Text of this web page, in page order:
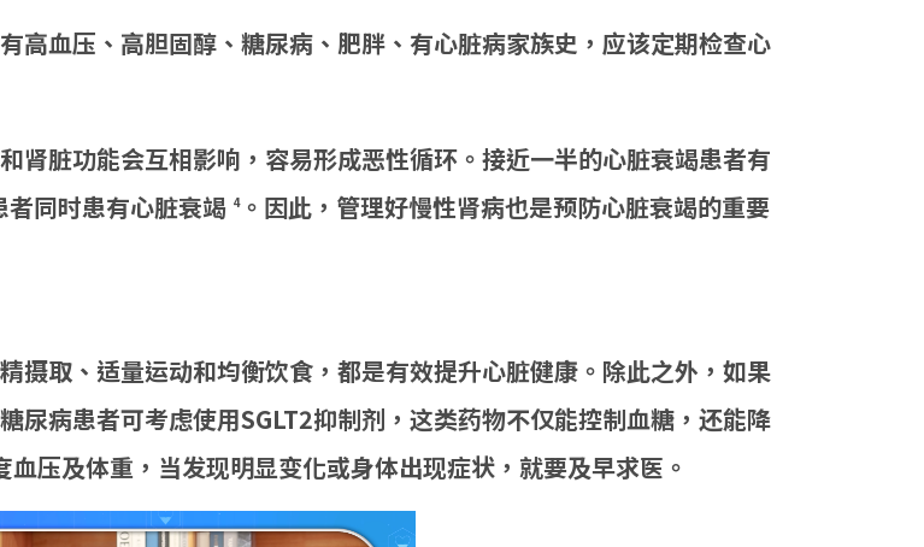
高血压、高胆固醇、糖尿病、肥胖、有心脏病家族史，应该定期检查心
肾脏功能会互相影响，容易形成恶性循环。接近一半的心脏衰竭患者有
同时患有心脏衰竭 4。因此，管理好慢性肾病也是预防心脏衰竭的重要
摄取、适量运动和均衡饮食，都是有效提升心脏健康。除此之外，如果
尿病患者可考虑使用SGLT2抑制剂，这类药物不仅能控制血糖，还能降
血压及体重，当发现明显变化或身体出现症状，就要及早求医。